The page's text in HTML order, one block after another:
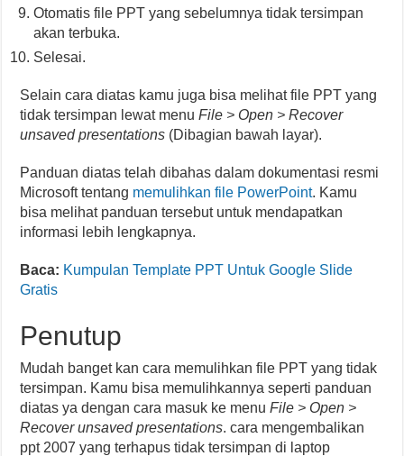
Otomatis file PPT yang sebelumnya tidak tersimpan
akan terbuka.
Selesai.
Selain cara diatas kamu juga bisa melihat file PPT yang
tidak tersimpan lewat menuFile > Open > Recover
unsaved presentations (Dibagian bawah layar).
Panduan diatas telah dibahas dalam dokumentasi resmi
Microsoft tentang memulihkan file PowerPoint. Kamu
bisa melihat panduan tersebut untuk mendapatkan
informasi lebih lengkapnya.
Baca: Kumpulan Template PPT Untuk Google Slide
Gratis
Penutup
Mudah banget kan cara memulihkan file PPT yang tidak
tersimpan. Kamu bisa memulihkannya seperti panduan
diatas ya dengan cara masuk ke menuFile > Open >
Recover unsaved presentations. cara mengembalikan
ppt 2007 yang terhapus tidak tersimpan di laptop